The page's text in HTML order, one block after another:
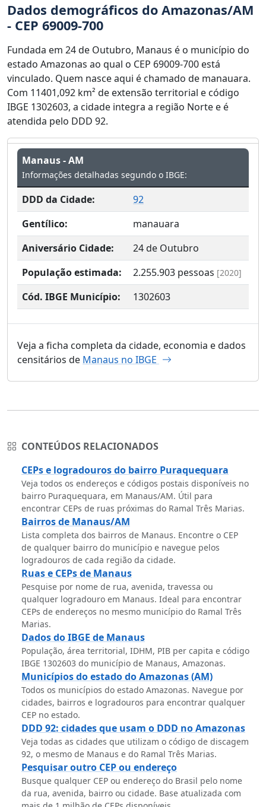
Dados demográficos do Amazonas/AM
- CEP 69009-700
Fundada em 24 de Outubro, Manaus é o município do
estado Amazonas ao qual o CEP 69009-700 está
vinculado. Quem nasce aqui é chamado de manauara.
Com 11401,092 km² de extensão territorial e código
IBGE 1302603, a cidade integra a região Norte e é
atendida pelo DDD 92.
Manaus - AM
Informações detalhadas segundo o IBGE:
DDD da Cidade:
92
Gentílico:
manauara
Aniversário Cidade:
24 de Outubro
População estimada:
2.255.903 pessoas [2020]
Cód. IBGE Município: 1302603
Veja a ficha completa da cidade, economia e dados
censitários de Manaus no IBGE
CONTEÚDOS RELACIONADOS
CEPs e logradouros do bairro Puraquequara
Veja todos os endereços e códigos postais disponíveis no
bairro Puraquequara, em Manaus/AM. Útil para
encontrar CEPs de ruas próximas do Ramal Três Marias.
Bairros de Manaus/AM
Lista completa dos bairros de Manaus. Encontre o CEP
de qualquer bairro do município e navegue pelos
logradouros de cada região da cidade.
Ruas e CEPs de Manaus
Pesquise por nome de rua, avenida, travessa ou
qualquer logradouro em Manaus. Ideal para encontrar
CEPs de endereços no mesmo município do Ramal Três
Marias.
Dados do IBGE de Manaus
População, área territorial, IDHM, PIB per capita e código
IBGE 1302603 do município de Manaus, Amazonas.
Municípios do estado do Amazonas (AM)
Todos os municípios do estado Amazonas. Navegue por
cidades, bairros e logradouros para encontrar qualquer
CEP no estado.
DDD 92: cidades que usam o DDD no Amazonas
Veja todas as cidades que utilizam o código de discagem
92, o mesmo de Manaus e do Ramal Três Marias.
Pesquisar outro CEP ou endereço
Busque qualquer CEP ou endereço do Brasil pelo nome
da rua, avenida, bairro ou cidade. Base atualizada com